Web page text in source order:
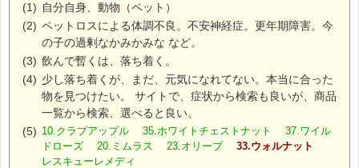
(1) 自分自身、動物（ペット）
(2) ペットロスによる体調不良。不安神経症。更年期障害。今
の子の過剰なかみかみな など。
(3) 飲んで暫くは、落ち着く。
(4) 少し落ち着くが、まだ、元気になれてない。本当に合った
物を見つけたい。 サイトで、症状から検索も良いが、商品
一覧から検索、選べると良い。
(5) 10.クラブアップル 35.ホワイトチェストナット 37.ワイル
ドローズ 20.ミムラス 23.オリーブ 33.ウォルナット
レスキューレメディ